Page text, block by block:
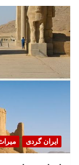
ایران گردی